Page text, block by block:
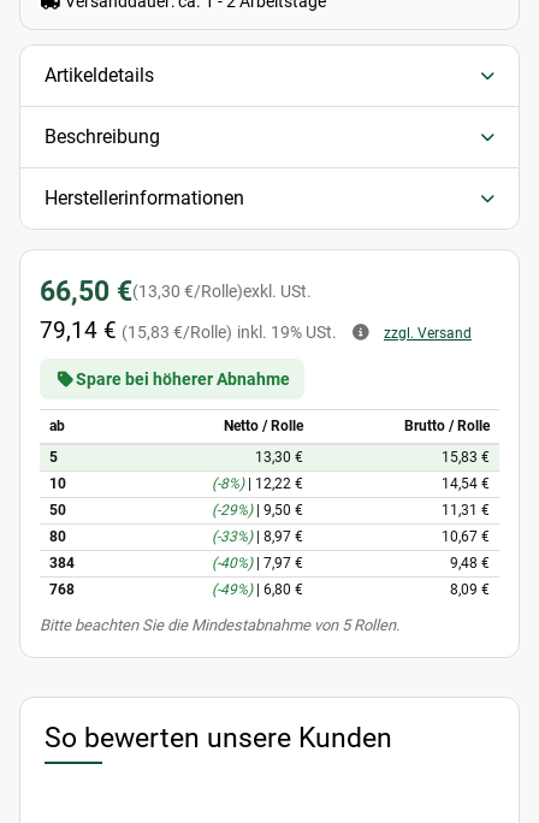
Artikeldetails
Beschreibung
Herstellerinformationen
66,50 €(13,30 €/Rolle)exkl. USt.
79,14 € (15,83 €/Rolle) inkl. 19% USt. zzgl. Versand
Spare bei höherer Abnahme
ab Netto / Rolle
Brutto / Rolle
5
13,30 €
15,83 €
10
(-8%) 12,22 €
14,54 €
50
(-29%) 9,50 €
11,31 €
80
(-33%) 8,97 €
10,67 €
384
(-40%) 7,97 €
9,48 €
768
(-49%) 6,80 € 8,09 €
xBitte beachten Sie die Mindestabnahme von 5 Rollen.
So bewerten unsere Kunden